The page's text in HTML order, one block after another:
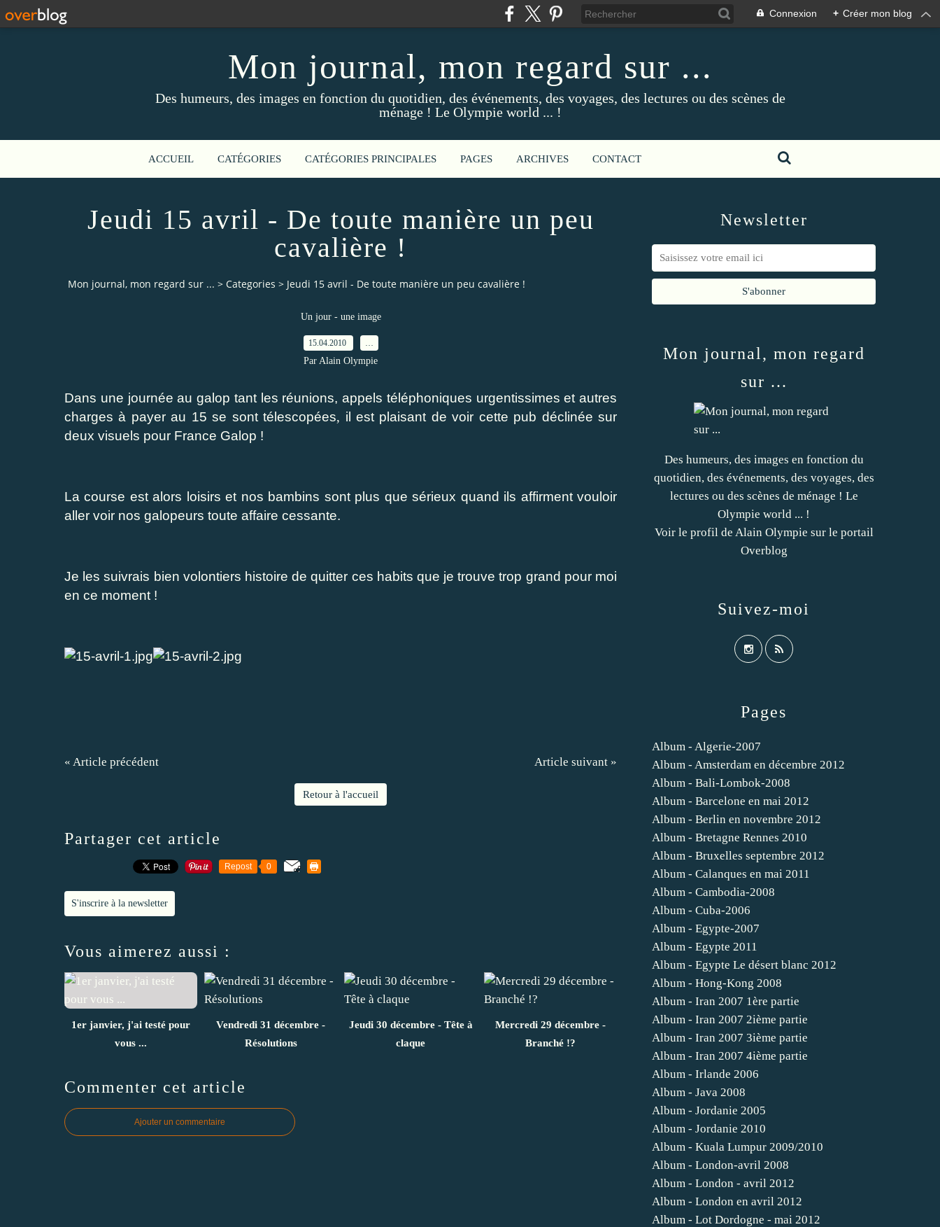
Connexion + Créer mon blog
Mon journal, mon regard sur ...
Des humeurs, des images en fonction du quotidien, des événements, des voyages, des lectures ou des scènes de
ménage ! Le Olympie world ... !
ACCUEIL CATÉGORIES CATÉGORIES PRINCIPALES PAGES ARCHIVES CONTACT
Jeudi 15 avril - De toute manière un peu
cavalière !
Mon journal, mon regard sur ... > Categories > Jeudi 15 avril - De toute manière un peu cavalière !
Un jour - une image
15.04.2010
Par Alain Olympie
Dans une journée au galop tant les réunions, appels téléphoniques urgentissimes et autres
charges à payer au 15 se sont télescopées, il est plaisant de voir cette pub déclinée sur
deux visuels pour France Galop !
La course est alors loisirs et nos bambins sont plus que sérieux quand ils affirment vouloir
aller voir nos galopeurs toute affaire cessante.
Je les suivrais bien volontiers histoire de quitter ces habits que je trouve trop grand pour moi
en ce moment !
« Article précédent Article suivant »
Retour à l'accueil
Partager cet article
Repost 0
S'inscrire à la newsletter
Vous aimerez aussi :
1er janvier, j'ai testé pour
vous ...
Vendredi 31 décembre -
Résolutions
Jeudi 30 décembre - Tête à
claque
Mercredi 29 décembre -
Branché !?
Commenter cet article
Ajouter un commentaire
Newsletter
Pages
Album - Algerie-2007
Album - Amsterdam en décembre 2012
Album - Bali-Lombok-2008
Album - Barcelone en mai 2012
Album - Berlin en novembre 2012
Album - Bretagne Rennes 2010
Album - Bruxelles septembre 2012
Album - Calanques en mai 2011
Album - Cambodia-2008
Album - Cuba-2006
Album - Egypte-2007
Album - Egypte 2011
Album - Egypte Le désert blanc 2012
Album - Hong-Kong 2008
Album - Iran 2007 1ère partie
Album - Iran 2007 2ième partie
Album - Iran 2007 3ième partie
Album - Iran 2007 4ième partie
Album - Irlande 2006
Album - Java 2008
Album - Jordanie 2005
Album - Jordanie 2010
Album - Kuala Lumpur 2009/2010
Album - London-avril 2008
Album - London - avril 2012
Album - London en avril 2012
Album - Lot Dordogne - mai 2012
Mon journal, mon regard
sur ...
Des humeurs, des images en fonction du
quotidien, des événements, des voyages, des
lectures ou des scènes de ménage ! Le
Olympie world ... !
Voir le profil de Alain Olympie sur le portail
Overblog
Suivez-moi